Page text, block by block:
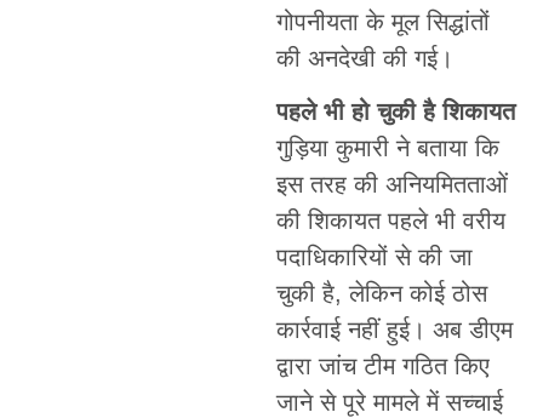
गोपनीयता के मूल सिद्धांतों
की अनदेखी की गई।
पहले भी हो चुकी है शिकायत
गुड़िया कुमारी ने बताया कि
इस तरह की अनियमितताओं
की शिकायत पहले भी वरीय
पदाधिकारियों से की जा
चुकी है, लेकिन कोई ठोस
कार्रवाई नहीं हुई। अब डीएम
द्वारा जांच टीम गठित किए
जाने से पूरे मामले में सच्चाई